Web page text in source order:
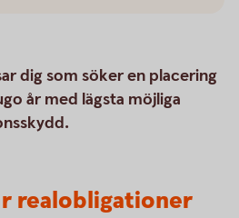
dig som söker en placering
år med lägsta möjliga
realobligationer